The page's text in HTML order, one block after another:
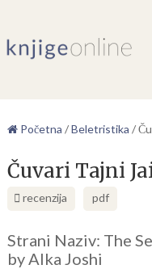
Početna /Beletristika /
Čuvari Tajni
recenzija pdf
Strani Naziv: The
by Alka Joshi